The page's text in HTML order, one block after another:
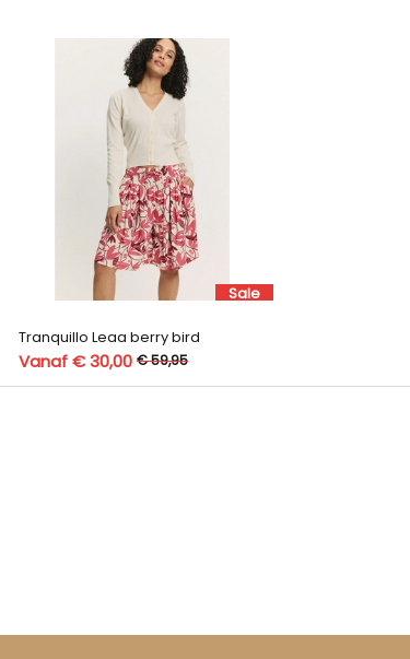
Sale
Tranquillo Leaa berry bird
Vanaf € 30,00 € 59,95